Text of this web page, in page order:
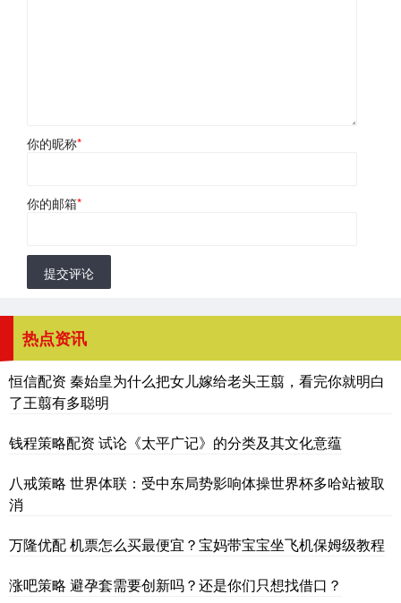
你的昵称*
你的邮箱*
提交评论
热点资讯
恒信配资 秦始皇为什么把女儿嫁给老头王翦，看完你就明白
了王翦有多聪明
钱程策略配资 试论《太平广记》的分类及其文化意蕴
八戒策略 世界体联：受中东局势影响体操世界杯多哈站被取
消
万隆优配 机票怎么买最便宜？宝妈带宝宝坐飞机保姆级教程
涨吧策略 避孕套需要创新吗？还是你们只想找借口？